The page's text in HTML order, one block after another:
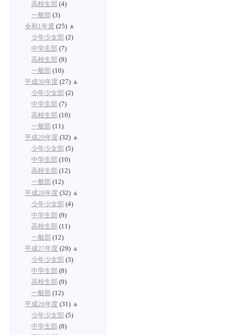
高校生部 (4)
一般部 (3)
令和1年度 (25) ▲
少年少女部 (2)
中学生部 (7)
高校生部 (9)
一般部 (10)
平成30年度 (27) ▲
少年少女部 (2)
中学生部 (7)
高校生部 (10)
一般部 (11)
平成29年度 (32) ▲
少年少女部 (5)
中学生部 (10)
高校生部 (12)
一般部 (12)
平成28年度 (32) ▲
少年少女部 (4)
中学生部 (9)
高校生部 (11)
一般部 (12)
平成27年度 (29) ▲
少年少女部 (3)
中学生部 (8)
高校生部 (9)
一般部 (12)
平成26年度 (31) ▲
少年少女部 (5)
中学生部 (8)